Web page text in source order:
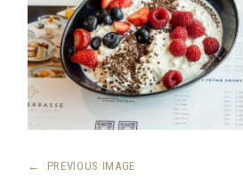
← PREVIOUS IMAGE